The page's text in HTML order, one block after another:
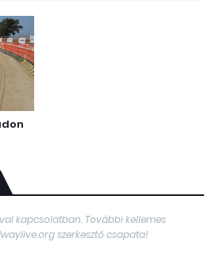
kapcsolatban. További kellemes
szerkesztő csapata!